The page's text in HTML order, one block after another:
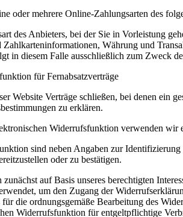
oder mehrere Online-Zahlungsarten des
des Anbieters, bei der Sie in Vorleistung
Währung und
in diesem Falle ausschließlich zum Zweck
für Fernabsatzverträge
Website Verträge schließen, bei denen
zu erklären.
Widerrufsfunktion verwenden
sind neben Angaben zur
oder zu bestätigen.
auf Basis unseres berechtigten
um den Zugang der
die ordnungsgemäße Bearbeitung des
Widerrufsfunktion für entgeltpflichtige